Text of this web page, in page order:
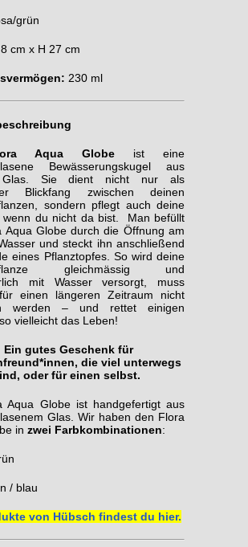
grün
cm x H 27 cm
230 ml
Aqua Globe ist eine
Bewässerungskugel aus
Glas. Sie dient nicht nur als
Blickfang zwischen deinen
sondern pflegt auch deine
wenn du nicht da bist. Man befüllt
Aqua Globe durch die Öffnung am
und steckt ihn anschließend
eines Pflanztopfes. So wird deine
gleichmässig und
mit Wasser versorgt, muss
einen längeren Zeitraum nicht
werden – und rettet einigen
vielleicht das Leben!
Ein gutes Geschenk für
die viel unterwegs
oder für einen selbst.
Aqua Globe ist handgefertigt aus
Glas. Wir haben den Flora
in zwei Farbkombinationen:
/ blau
von Hübsch findest du hier.